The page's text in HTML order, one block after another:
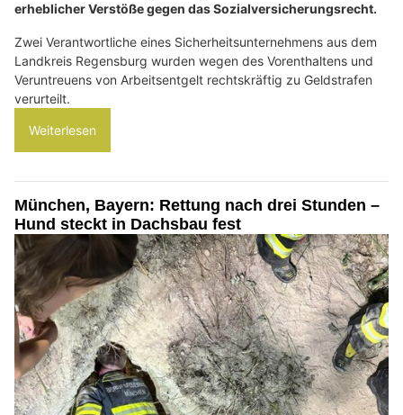
erheblicher Verstöße gegen das Sozialversicherungsrecht.
Zwei Verantwortliche eines Sicherheitsunternehmens aus dem
Landkreis Regensburg wurden wegen des Vorenthaltens und
Veruntreuens von Arbeitsentgelt rechtskräftig zu Geldstrafen
verurteilt.
Weiterlesen
München, Bayern: Rettung nach drei Stunden –
Hund steckt in Dachsbau fest